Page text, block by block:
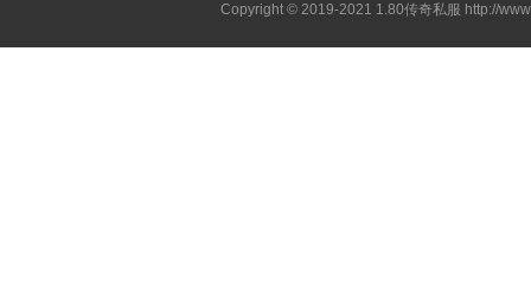
Copyright © 2019-2021 1.80传奇私服 http://